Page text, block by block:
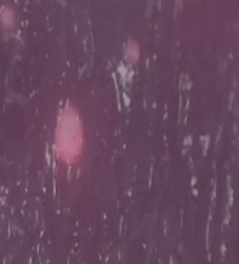
System
Koncentrator tlenu
wideo Dermatoskop
Medycyna pompie
Urządzenie Vein